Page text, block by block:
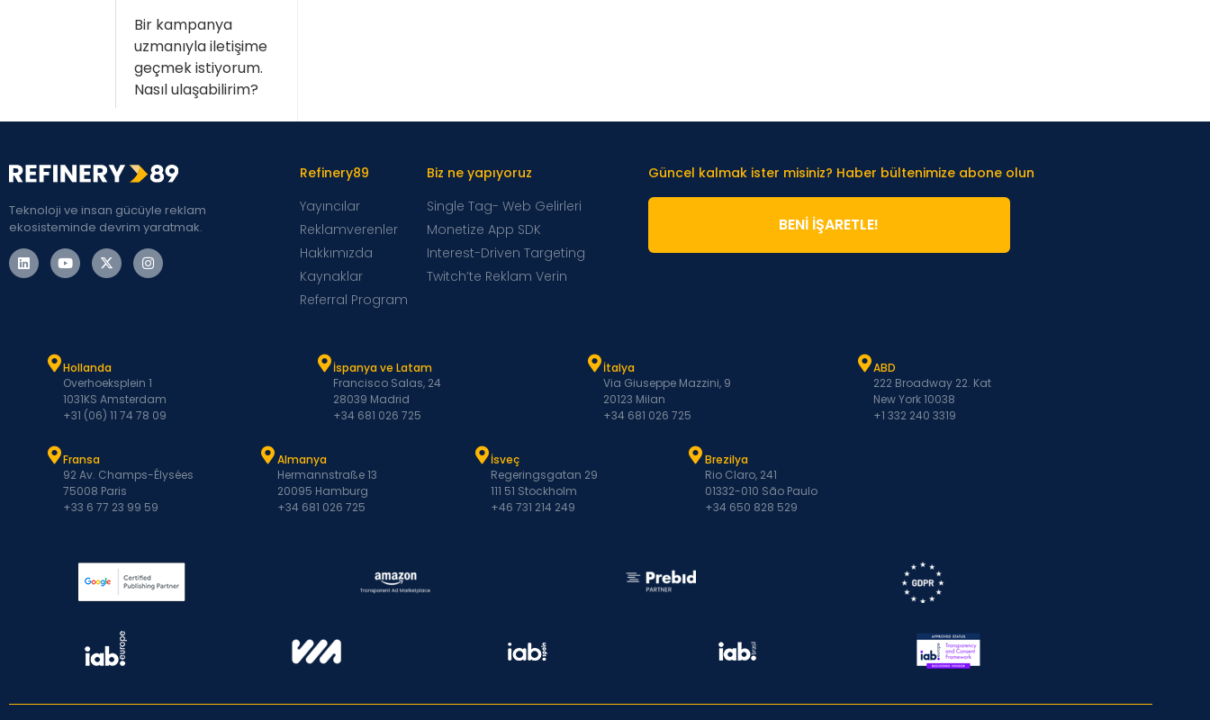
Bir kampanya
uzmanıyla iletişime
geçmek istiyorum.
Nasıl ulaşabilirim?
Teknoloji ve insan gücüyle reklam
ekosisteminde devrim yaratmak.
Refinery89
Yayıncılar
Reklamverenler
Hakkımızda
Kaynaklar
Referral Program
Biz ne yapıyoruz
Single Tag- Web Gelirleri
Monetize App SDK
Interest-Driven Targeting
Twitch’te Reklam Verin
Güncel kalmak ister misiniz? Haber bültenimize abone olun
BENİ İŞARETLE!
Hollanda
Overhoeksplein 1
1031KS Amsterdam
+31 (06) 11 74 78 09
İspanya ve Latam
Francisco Salas, 24
28039 Madrid
+34 681 026 725
İtalya
Via Giuseppe Mazzini, 9
20123 Milan
+34 681 026 725
ABD
222 Broadway 22. Kat
New York 10038
+1 332 240 3319
Fransa
92 Av. Champs-Élysées
75008 Paris
+33 6 77 23 99 59
Almanya
Hermannstraße 13
20095 Hamburg
+34 681 026 725
İsveç
Regeringsgatan 29
111 51 Stockholm
+46 731 214 249
Brezilya
Rio Claro, 241
01332-010 São Paulo
+34 650 828 529